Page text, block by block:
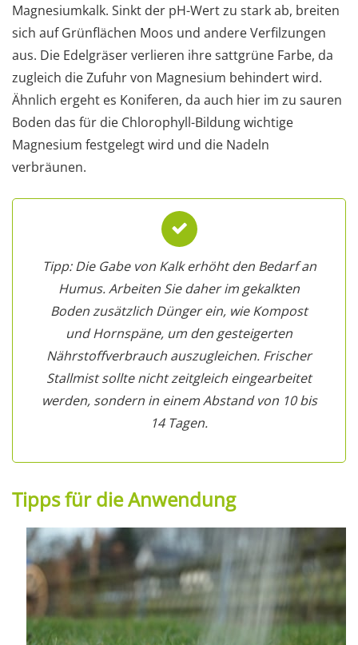
Magnesiumkalk. Sinkt der pH-Wert zu stark ab, breiten
sich auf Grünflächen Moos und andere Verfilzungen
aus. Die Edelgräser verlieren ihre sattgrüne Farbe, da
zugleich die Zufuhr von Magnesium behindert wird.
Ähnlich ergeht es Koniferen, da auch hier im zu sauren
Boden das für die Chlorophyll-Bildung wichtige
Magnesium festgelegt wird und die Nadeln
verbräunen.
Tipp: Die Gabe von Kalk erhöht den Bedarf an
Humus. Arbeiten Sie daher im gekalkten
Boden zusätzlich Dünger ein, wie Kompost
und Hornspäne, um den gesteigerten
Nährstoffverbrauch auszugleichen. Frischer
Stallmist sollte nicht zeitgleich eingearbeitet
werden, sondern in einem Abstand von 10 bis
14 Tagen.
Tipps für die Anwendung